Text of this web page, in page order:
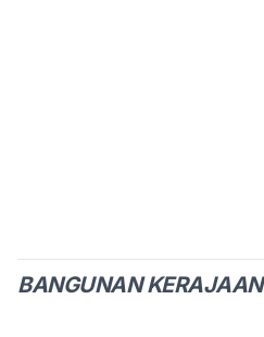
BANGUNAN KERAJAAN